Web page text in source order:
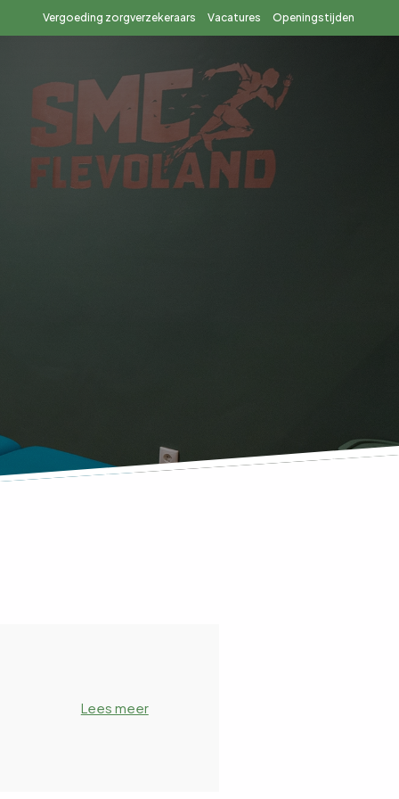
Vergoeding zorgverzekeraars Vacatures Openingstijden
Over ons Contact Afspraak maken
Lees meer